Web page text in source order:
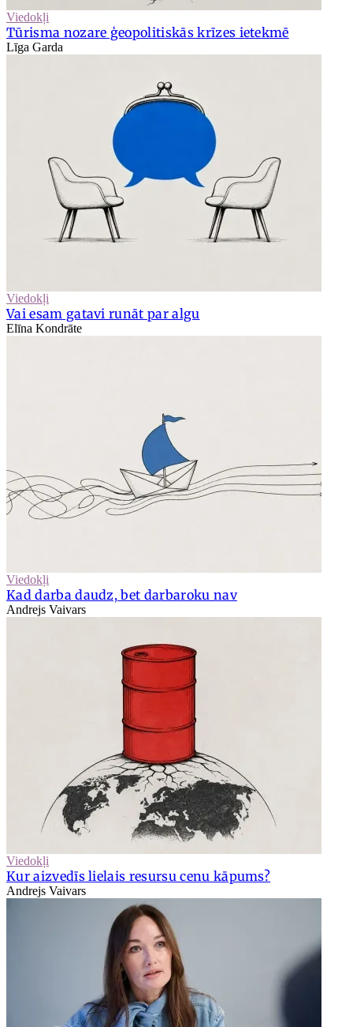
Viedokļi
Tūrisma nozare ģeopolitiskās krīzes ietekmē
Līga Garda
Viedokļi
Vai esam gatavi runāt par algu
Elīna Kondrāte
Viedokļi
Kad darba daudz, bet darbaroku nav
Andrejs Vaivars
Viedokļi
Kur aizvedīs lielais resursu cenu kāpums?
Andrejs Vaivars